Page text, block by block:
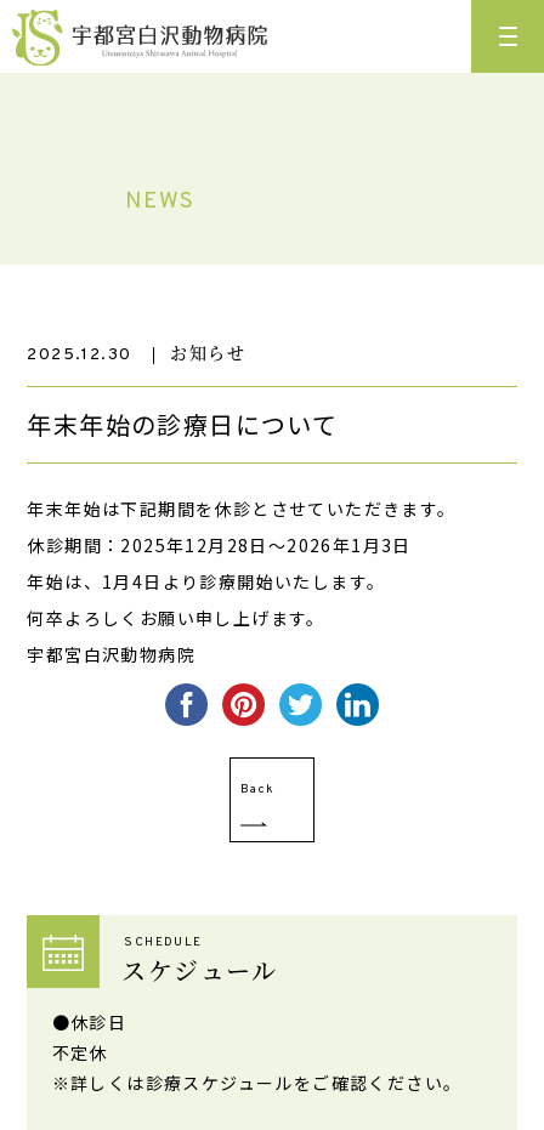
NEWS
2025.12.30 お知らせ
年末年始の診療日について
年末年始は下記期間を休診とさせていただきます。
休診期間：2025年12月28日～2026年1月3日
年始は、1月4日より診療開始いたします。
何卒よろしくお願い申し上げます。
宇都宮白沢動物病院
Back
SCHEDULE
スケジュール
●休診日
不定休
※詳しくは診療スケジュールをご確認ください。